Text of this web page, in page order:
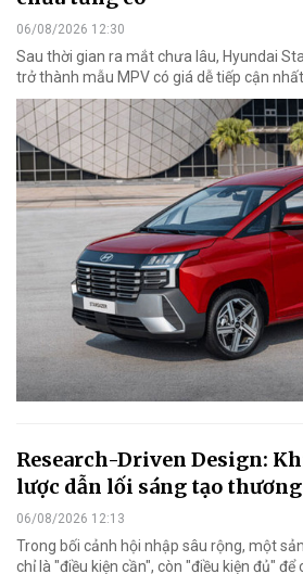
06/08/2026 12:30
Sau thời gian ra mắt chưa lâu, Hyundai
trở thành mẫu MPV có giá dễ tiếp cận
Research-Driven Design:
lược dẫn lối sáng tạo
06/08/2026 12:13
Trong bối cảnh hội nhập sâu rộng, một
chỉ là "điều kiện cần", còn "điều kiện đủ"